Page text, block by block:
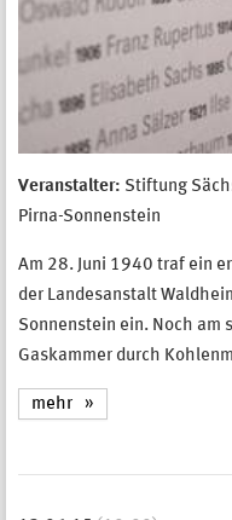
Veranstalter: Stiftung
Pirna-Sonnenstein
Am 28. Juni 1940 traf ein
der Landesanstalt
Sonnenstein ein. Noch am
Gaskammer durch
mehr